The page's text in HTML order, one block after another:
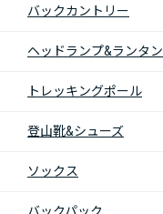
バックカントリー
ヘッドランプ&ランタン
トレッキングポール
登山靴&シューズ
ソックス